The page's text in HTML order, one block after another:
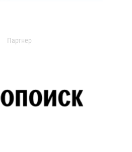
Партнер